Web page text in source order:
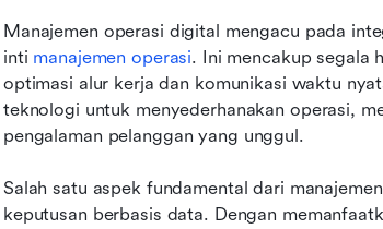
Manajemen operasi digital mengacu pada
inti manajemen operasi. Ini mencakup segala
optimasi alur kerja dan komunikasi waktu
teknologi untuk menyederhanakan operasi,
pengalaman pelanggan yang unggul.
Salah satu aspek fundamental dari
keputusan berbasis data. Dengan